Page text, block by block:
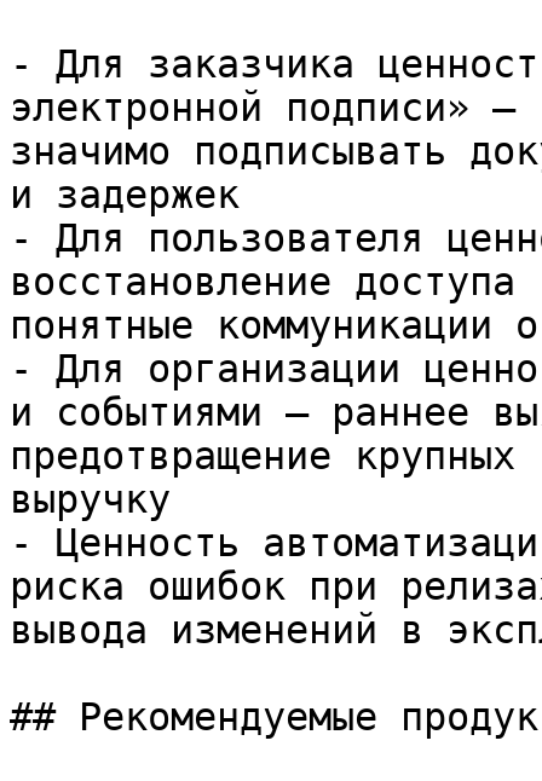
- Для заказчика
электронной подписи» —
значимо подписывать
и задержек
- Для пользователя
восстановление
понятные коммуникации
- Для организации
и событиями — раннее
предотвращение
выручку
- Ценность
риска ошибок при
вывода изменений в
## Рекомендуемые